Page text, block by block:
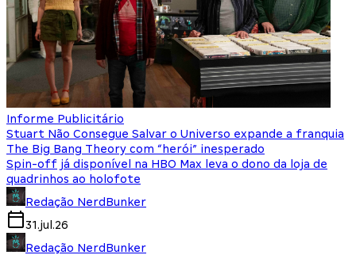
Informe Publicitário
Stuart Não Consegue Salvar o Universo expande a franquia
The Big Bang Theory com “herói” inesperado
Spin-off já disponível na HBO Max leva o dono da loja de
quadrinhos ao holofote
Redação NerdBunker
31.jul.26
Redação NerdBunker